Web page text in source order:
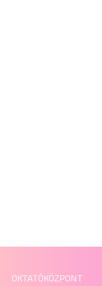
OKTATÓKÖZPONT